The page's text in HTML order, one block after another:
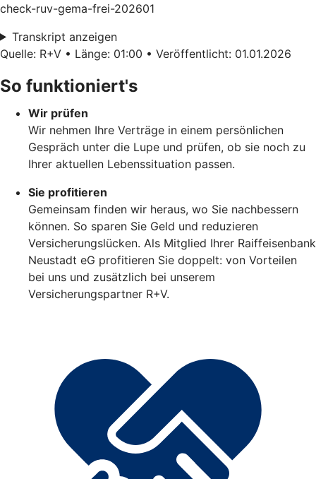
check-ruv-gema-frei-202601
Transkript anzeigen
Quelle: R+V • Länge: 01:00 • Veröffentlicht: 01.01.2026
So funktioniert's
Wir prüfen
Wir nehmen Ihre Verträge in einem persönlichen
Gespräch unter die Lupe und prüfen, ob sie noch zu
Ihrer aktuellen Lebenssituation passen.
Sie profitieren
Gemeinsam finden wir heraus, wo Sie nachbessern
können. So sparen Sie Geld und reduzieren
Versicherungslücken. Als Mitglied Ihrer Raiffeisenbank
Neustadt eG profitieren Sie doppelt: von Vorteilen
bei uns und zusätzlich bei unserem
Versicherungspartner R+V.